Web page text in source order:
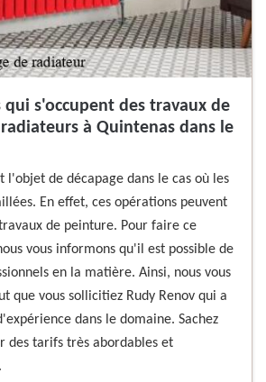
qui s'occupent des travaux de
à Quintenas dans le
l'objet de décapage dans le cas où les
En effet, ces opérations peuvent
de peinture. Pour faire ce
vous informons qu'il est possible de
en la matière. Ainsi, nous vous
que vous sollicitiez Rudy Renov qui a
dans le domaine. Sachez
des tarifs très abordables et